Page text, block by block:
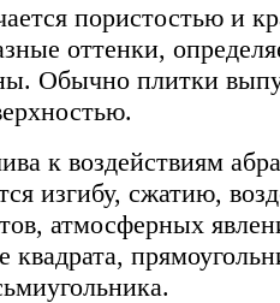
пористостью и
оттенки,
Обычно плитки
к воздействиям
изгибу, сжатию,
атмосферных